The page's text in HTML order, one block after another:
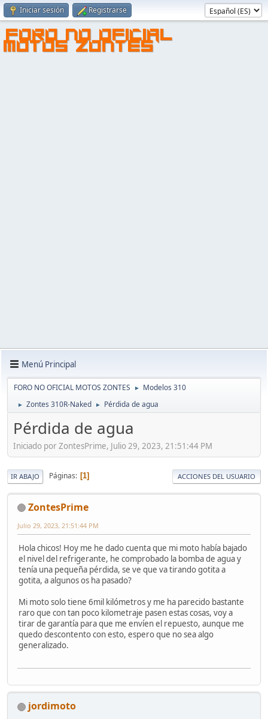
Iniciar sesión Registrarse
FORO NO OFICIAL
MOTOS ZONTES
Menú Principal
FORO NO OFICIAL MOTOS ZONTES ► Modelos 310
► Zontes 310R-Naked ► Pérdida de agua
Pérdida de agua
Iniciado por ZontesPrime, Julio 29, 2023, 21:51:44 PM
IR ABAJO Páginas 1 ACCIONES DEL USUARIO
ZontesPrime
Julio 29, 2023, 21:51:44 PM
Hola chicos! Hoy me he dado cuenta que mi moto había bajado
el nivel del refrigerante, he comprobado la bomba de agua y
tenía una pequeña pérdida, se ve que va tirando gotita a
gotita, a algunos os ha pasado?
Mi moto solo tiene 6mil kilómetros y me ha parecido bastante
raro que con tan poco kilometraje pasen estas cosas, voy a
tirar de garantía para que me envíen el repuesto, aunque me
quedo descontento con esto, espero que no sea algo
generalizado.
jordimoto